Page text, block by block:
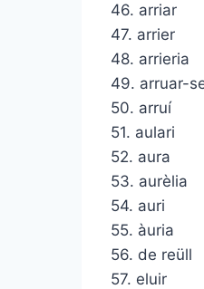
46. arriar
47. arrier
48. arrieria
49. arruar-
50. arruí
51. aulari
52. aura
53. aurèlia
54. auri
55. àuria
56. de reüll
57. eluir